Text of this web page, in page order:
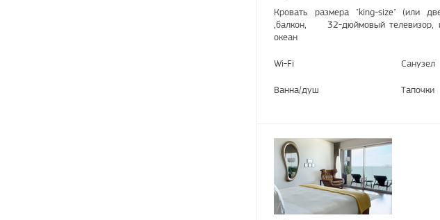
Кровать размера "king-size" (или
,балкон, 32-дюймовый телевизор,
океан
Wi-Fi Санузел
Ванна/душ Тапочки